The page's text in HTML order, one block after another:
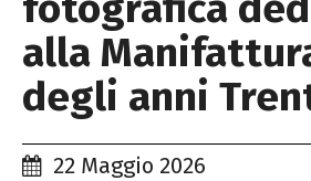
alla
degli anni
22 Maggio 2026